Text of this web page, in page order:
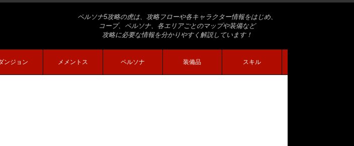
ペルソナ5攻略の虎は、攻略フローや各キャラクター情報をはじめ、
コープ、ペルソナ、各エリアごとのマップや装備など
攻略に必要な情報を分かりやすく解説しています！
ンジョン メメントス ペルソナ 装備品 スキル